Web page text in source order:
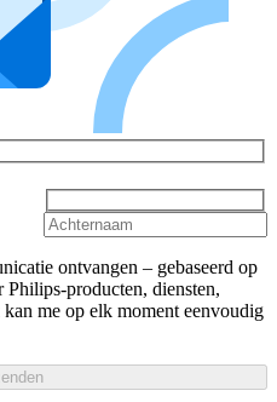
ontvangen – gebaseerd op
producten, diensten,
me op elk moment eenvoudig